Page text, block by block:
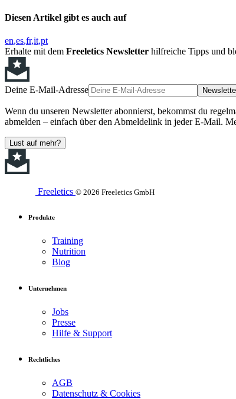
Diesen Artikel gibt es auch auf
en es fr it pt
Erhalte mit dem Freeletics Newsletter hilfreiche Tipps und
Deine E-Mail-Adresse
Wenn du unseren Newsletter abonnierst, bekommst du
abmelden – einfach über den Abmeldelink in jeder E-Mail.
Lust auf mehr?
Freeletics © 2026 Freeletics GmbH
Produkte
Training
Nutrition
Blog
Unternehmen
Jobs
Presse
Hilfe & Support
Rechtliches
AGB
Datenschutz & Cookies